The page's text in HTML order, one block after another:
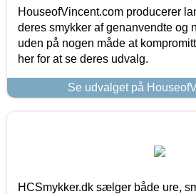
HouseofVincent.com producerer
deres smykker af genanvendte og
uden på nogen måde at
her for at se deres udvalg.
Se udvalget på
HCSmykker.dk sælger både ure,